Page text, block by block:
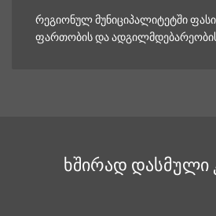
ᲠᲔᲒᲘᲝᲜᲣᲚ ᲛᲣᲜᲘᲪᲘᲞᲐᲚᲘᲢᲔᲢᲨᲘ ᲤᲐᲡᲘ
ᲤᲐᲠᲗᲝᲑᲘᲡ ᲓᲐ ᲐᲓᲒᲘᲚᲛᲓᲔᲑᲐᲠᲔᲝᲑᲘᲡ
ხშირად დასმული